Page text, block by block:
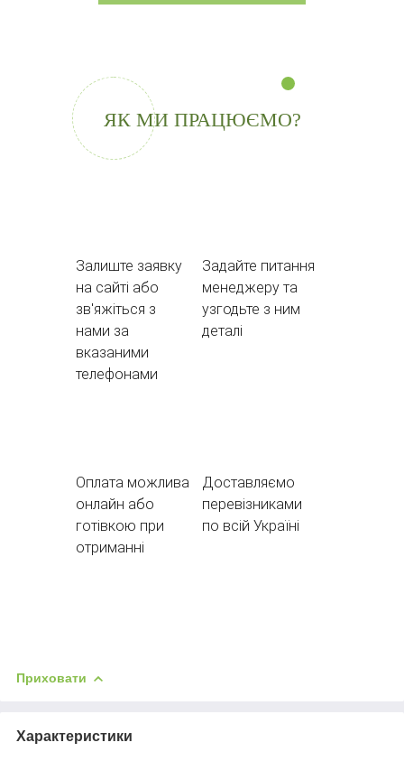
ЯК МИ ПРАЦЮЄМО?
Залиште заявку
на сайті або
зв'яжіться з
нами за
вказаними
телефонами
Задайте питання
менеджеру та
узгодьте з ним
деталі
Оплата можлива
онлайн або
готівкою при
отриманні
Доставляємо
перевізниками
по всій Україні
Приховати
Характеристики